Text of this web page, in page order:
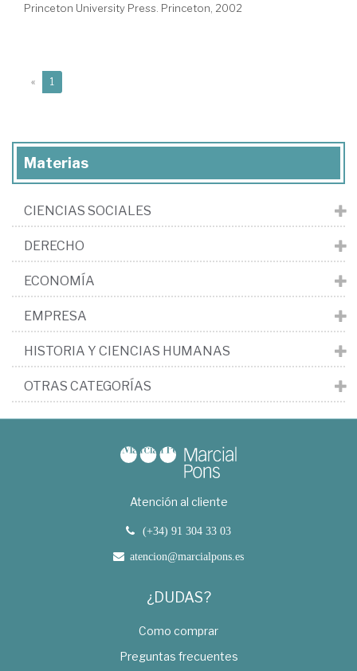
Princeton University Press. Princeton, 2002
« 1
Materias
CIENCIAS SOCIALES
DERECHO
ECONOMÍA
EMPRESA
HISTORIA Y CIENCIAS HUMANAS
OTRAS CATEGORÍAS
Atención al cliente
(+34) 91 304 33 03
atencion@marcialpons.es
¿DUDAS?
Como comprar
Preguntas frecuentes